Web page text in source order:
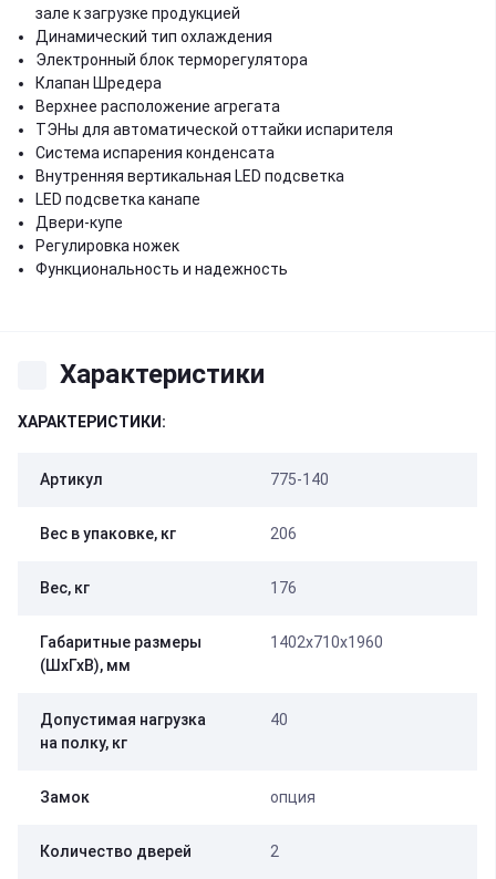
зале к загрузке продукцией
Динамический тип охлаждения
Электронный блок терморегулятора
Клапан Шредера
Верхнее расположение агрегата
ТЭНы для автоматической оттайки испарителя
Система испарения конденсата
Внутренняя вертикальная LED подсветка
LED подсветка канапе
Двери-купе
Регулировка ножек
Функциональность и надежность
Характеристики
ХАРАКТЕРИСТИКИ:
Артикул 775-140
Вес в упаковке, кг 206
Вес, кг 176
Габаритные размеры
(ШхГхВ), мм
1402х710х1960
Допустимая нагрузка
на полку, кг
40
Замок опция
Количество дверей 2